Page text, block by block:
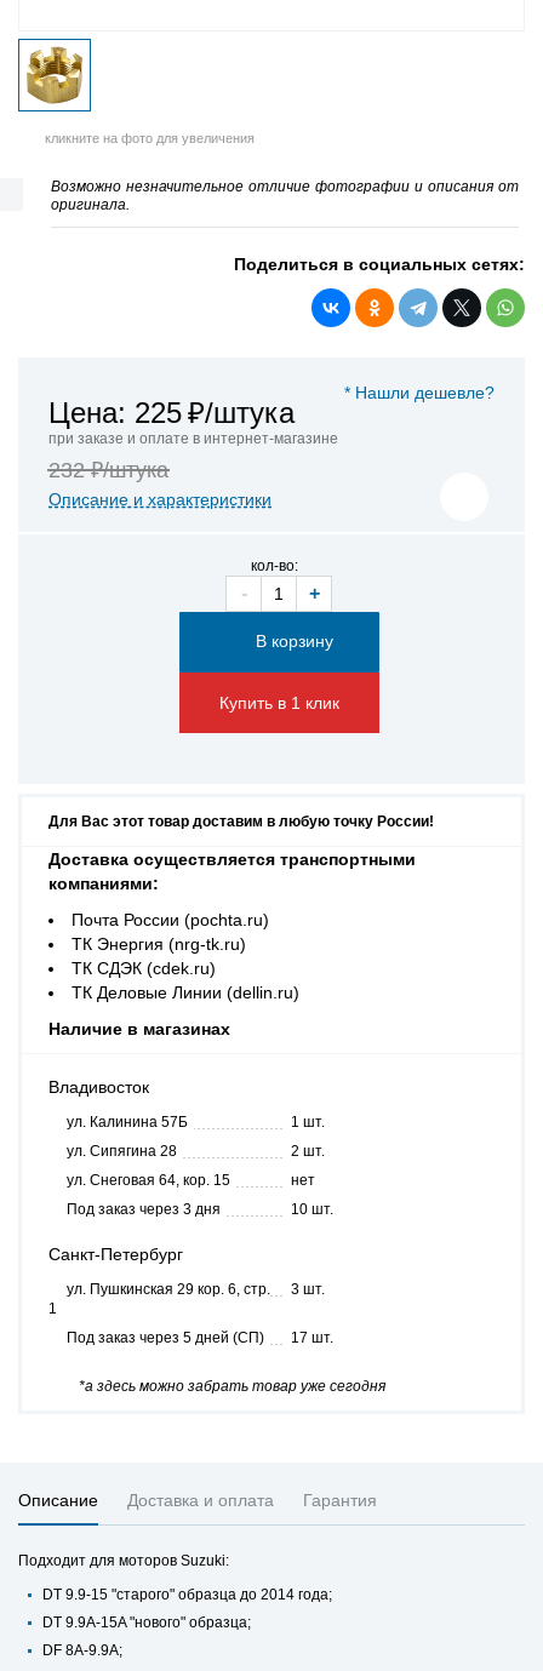
кликните на фото для увеличения
Возможно незначительное отличие фотографии и описания от
оригинала.
Поделиться в социальных сетях:
* Нашли дешевле?
Цена: 225₽/штука
при заказе и оплате в интернет-магазине
232 ₽/штука
Описание и характеристики
кол-во:
- +
Купить в 1 клик
Для Вас этот товар доставим в любую точку России!
Доставка осуществляется транспортными
компаниями:
Почта России (pochta.ru)
ТК Энергия (nrg-tk.ru)
ТК СДЭК (cdek.ru)
ТК Деловые Линии (dellin.ru)
Наличие в магазинах
Владивосток
ул. Калинина 57Б
1 шт.
ул. Сипягина 28
2 шт.
ул. Снеговая 64, кор. 15
нет
Под заказ через 3 дня
10 шт.
Санкт-Петербург
ул. Пушкинская 29 кор. 6, стр.
1
3 шт.
Под заказ через 5 дней (СП) 17 шт.
*а здесь можно забрать товар уже сегодня
Описание Доставка и оплата Гарантия
Подходит для моторов Suzuki:
DT 9.9-15 "старого" образца до 2014 года;
DT 9.9A-15A "нового" образца;
DF 8A-9.9A;